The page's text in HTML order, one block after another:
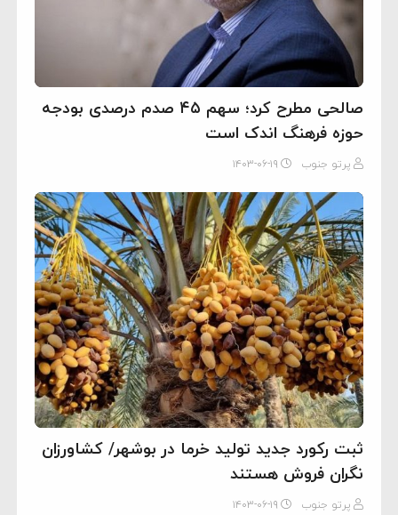
صالحی مطرح کرد؛ سهم ۴۵ صدم درصدی بودجه
حوزه فرهنگ اندک است
پرتو جنوب ۱۴۰۳-۰۶-۱۹
ثبت رکورد جدید تولید خرما در بوشهر/ کشاورزان
نگران فروش هستند
پرتو جنوب ۱۴۰۳-۰۶-۱۹